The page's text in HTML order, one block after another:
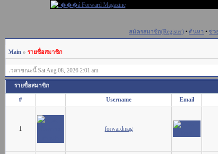
สมัครสมาชิก(Register) • ค้นหา • ช่ว
Main » รายชื่อสมาชิก
เวลาขณะนี้ Sat Aug 08, 2026 2:01 am
รายชื่อสมาชิก
# Username Email
1 forwardmag